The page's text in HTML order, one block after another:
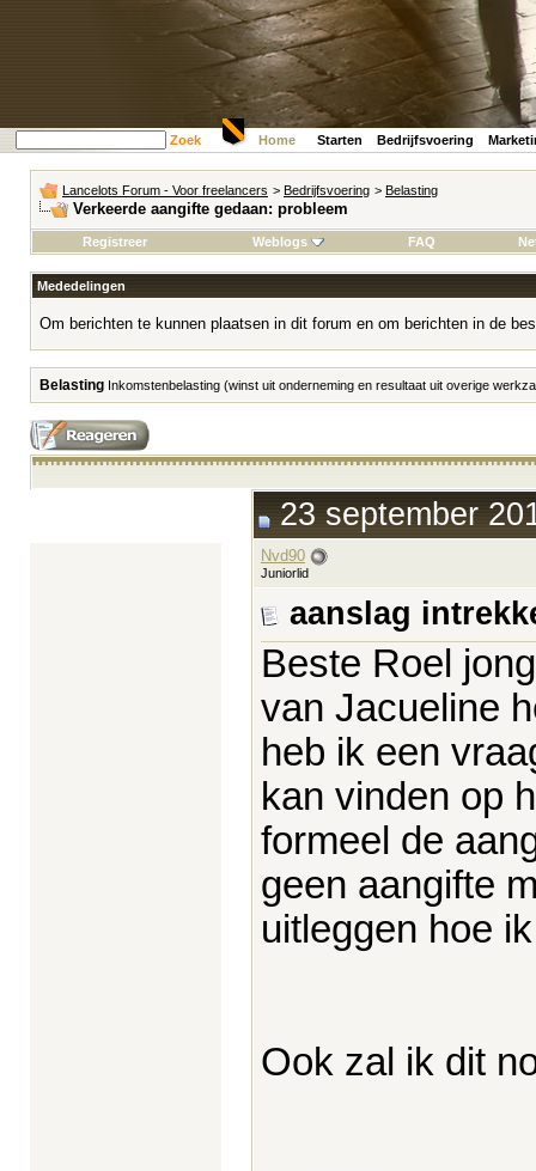
Zoek Home Starten Bedrijfsvoering
Lancelots Forum - Voor freelancers > Bedrijfsvoering > Belasting
Verkeerde aangifte gedaan: probleem
Registreer Weblogs FAQ
Mededelingen
Om berichten te kunnen plaatsen in dit forum en om berichten in de
Belasting Inkomstenbelasting (winst uit onderneming en resultaat uit overige
23 september
Nvd90
Juniorlid
aanslag
Beste Roel
van Jacueline
heb ik een
kan vinden op
formeel de
geen aangifte
uitleggen hoe
Ook zal ik dit